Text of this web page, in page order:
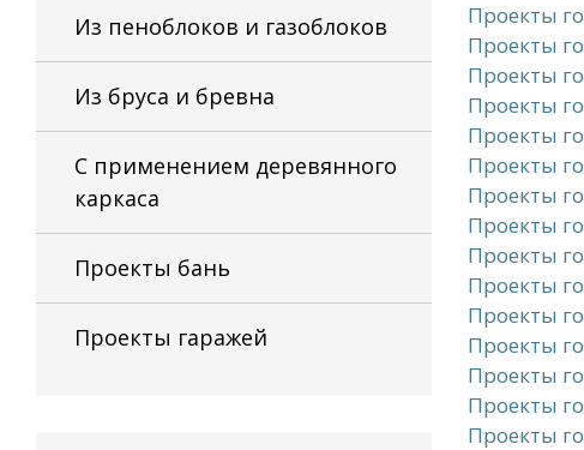
Из пеноблоков и газоблоков
Из бруса и бревна
С применением деревянного
каркаса
Проекты бань
Проекты гаражей
Проекты
Проекты
Проекты
Проекты
Проекты
Проекты
Проекты
Проекты
Проекты
Проекты
Проекты
Проекты
Проекты
Проекты
Проекты